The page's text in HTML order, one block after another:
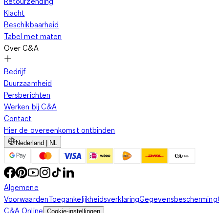
Klacht
Beschikbaarheid
Tabel met maten
Over C&A
Bedrijf
Duurzaamheid
Persberichten
Werken bij C&A
Contact
Hier de overeenkomst ontbinden
Nederland | NL
Algemene
VoorwaardenToegankelijkheidsverklaringGegevensbescherming
C&A Online Cookie-instellingen